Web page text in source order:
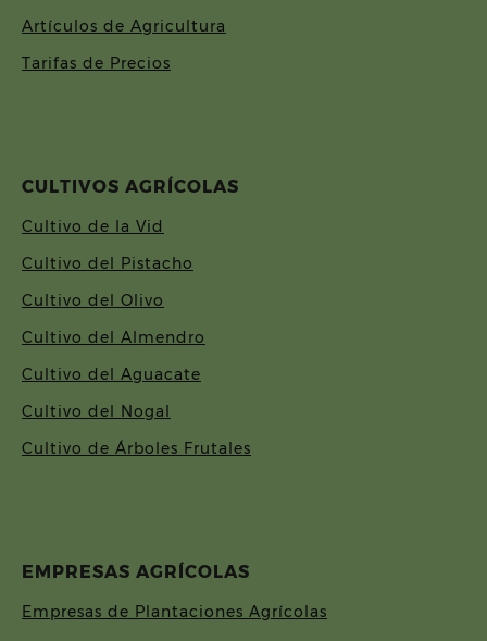
Artículos de Agricultura
Tarifas de Precios
CULTIVOS AGRÍCOLAS
Cultivo de la Vid
Cultivo del Pistacho
Cultivo del Olivo
Cultivo del Almendro
Cultivo del Aguacate
Cultivo del Nogal
Cultivo de Árboles Frutales
EMPRESAS AGRÍCOLAS
Empresas de Plantaciones Agrícolas